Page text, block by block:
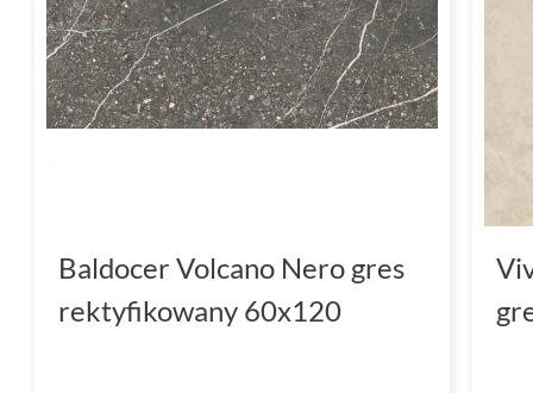
Baldocer Volcano Nero gres
rektyfikowany 60x120